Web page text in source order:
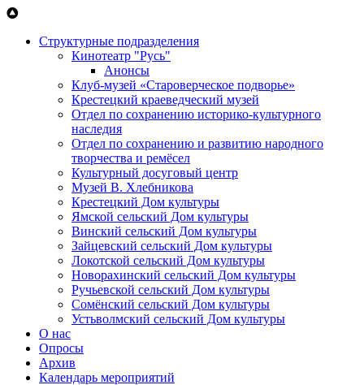
Перейти к основному содержанию
Структурные подразделения
Кинотеатр "Русь"
Анонсы
Клуб-музей «Староверческое подворье»
Крестецкий краеведческий музей
Отдел по сохранению историко-культурного
наследия
Отдел по сохранению и развитию народного
творчества и ремёсел
Культурный досуговый центр
Музей В. Хлебникова
Крестецкий Дом культуры
Ямской сельский Дом культуры
Винский сельский Дом культуры
Зайцевский сельский Дом культуры
Локотской сельский Дом культуры
Новорахинский сельский Дом культуры
Ручьевской сельский Дом культуры
Сомёнский сельский Дом культуры
Устьволмский сельский Дом культуры
О нас
Опросы
Архив
Календарь мероприятий